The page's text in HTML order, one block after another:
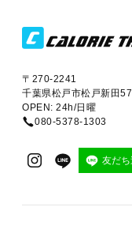
〒270-2241
千葉県松戸市松戸新田
OPEN: 24h/日曜
080-5378-1303
友だち